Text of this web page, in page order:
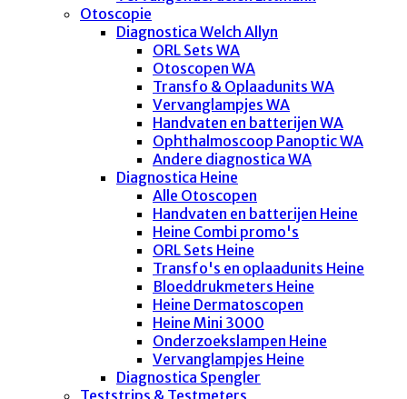
Otoscopie
Diagnostica Welch Allyn
ORL Sets WA
Otoscopen WA
Transfo & Oplaadunits WA
Vervanglampjes WA
Handvaten en batterijen WA
Ophthalmoscoop Panoptic WA
Andere diagnostica WA
Diagnostica Heine
Alle Otoscopen
Handvaten en batterijen Heine
Heine Combi promo's
ORL Sets Heine
Transfo's en oplaadunits Heine
Bloeddrukmeters Heine
Heine Dermatoscopen
Heine Mini 3000
Onderzoekslampen Heine
Vervanglampjes Heine
Diagnostica Spengler
Teststrips & Testmeters